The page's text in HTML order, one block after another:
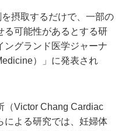
摂取するだけで、一部の
る可能性があるとする研
ングランド医学ジャーナ
）」に発表され
（Victor Chang Cardiac
による研究では、妊婦体